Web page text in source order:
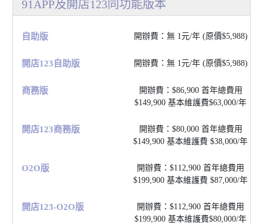
91APP及開店123同功能版本
⾃助版 開辦費：無 1元/年 (原價$5,988)
開店123⾃助版 開辦費：無 1元/年 (原價$5,988)
商務版
開辦費：$86,900 ⾸年總費⽤
$149,900 基本維護費$63,000/年
開店123商務版
開辦費：$80,000 ⾸年總費⽤
$149,900 基本維護費 $38,000/年
O2O版
開辦費：$112,900 ⾸年總費⽤
$199,900 基本維護費 $87,000/年
開店123-O2O版
開辦費：$112,900 ⾸年總費⽤
$199,900 基本維護費$80,000/年